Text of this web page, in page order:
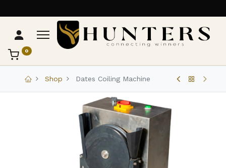
0
Shop Dates Coiling Machine
تواصل مع Hunters
عادةً بنرد في دقائق